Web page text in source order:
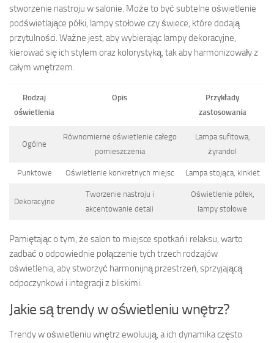
stworzenie nastroju w salonie. Może to być subtelne oświetlenie
podświetlające półki, lampy stołowe czy świece, które dodają
przytulności. Ważne jest, aby wybierając lampy dekoracyjne,
kierować się ich stylem oraz kolorystyką, tak aby harmonizowały z
całym wnętrzem.
Rodzaj
oświetlenia
Opis
Przykłady
zastosowania
Ogólne
Równomierne oświetlenie całego
pomieszczenia
Lampa sufitowa,
żyrandol
Punktowe Oświetlenie konkretnych miejsc Lampa stojąca, kinkiet
Dekoracyjne
Tworzenie nastroju i
akcentowanie detali
Oświetlenie półek,
lampy stołowe
Pamiętając o tym, że salon to miejsce spotkań i relaksu, warto
zadbać o odpowiednie połączenie tych trzech rodzajów
oświetlenia, aby stworzyć harmonijną przestrzeń, sprzyjającą
odpoczynkowi i integracji z bliskimi.
Jakie są trendy w oświetleniu wnętrz?
Trendy w oświetleniu wnętrz ewoluują, a ich dynamika często